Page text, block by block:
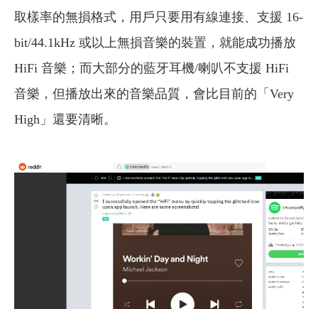
取樣率的無損格式，用戶只要用有線連接、支援 16-
bit/44.1kHz 或以上無損音樂的裝置，就能成功播放
HiFi 音樂；而大部分的藍牙耳機/喇叭不支援 HiFi
音樂，但播放出來的音樂品質，會比目前的「Very
High」還要清晰。